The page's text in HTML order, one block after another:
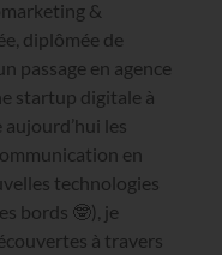
&
diplômée de
passage en agence
startup digitale à
aujourd’hui les
en
technologies
bords 🤓), je
à travers